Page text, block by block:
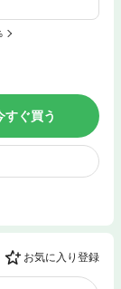
すぐ買う
お気に入り登録